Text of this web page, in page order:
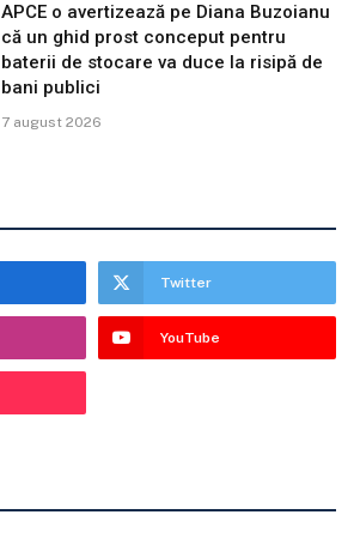
APCE o avertizează pe Diana Buzoianu
că un ghid prost conceput pentru
baterii de stocare va duce la risipă de
bani publici
7 august 2026
Twitter
YouTube